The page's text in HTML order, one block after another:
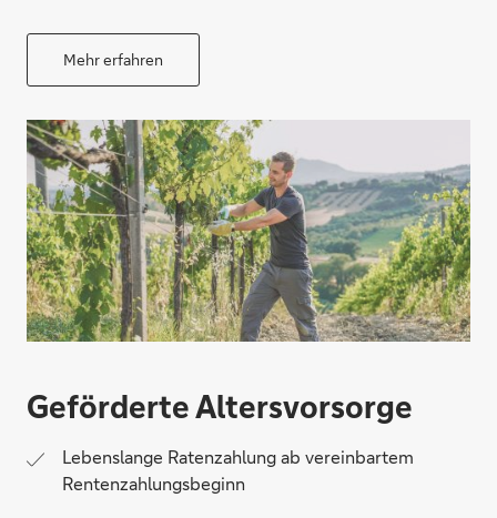
Mehr erfahren
Geförderte Altersvorsorge
Lebenslange Ratenzahlung ab vereinbartem
Rentenzahlungsbeginn